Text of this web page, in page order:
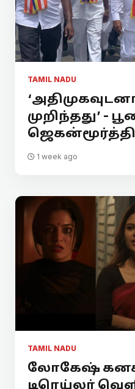
TAMIL NADU
முறிந்தது’ -
ஜெகன்மூர்த்தி
1 week ago
TAMIL NADU
லோகேஷ்
டிரெய்லர்